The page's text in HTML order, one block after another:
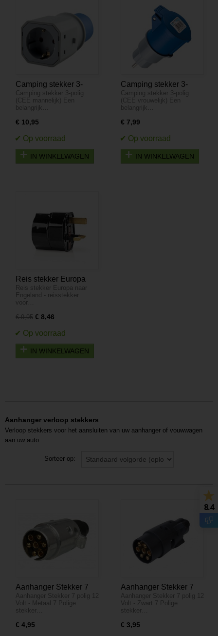
Camping stekker 3-
polig (CEE mannelijk)
Camping stekker 3-polig
(CEE mannelijk) Een
belangrijk…
€ 10,95
IN WINKELWAGEN
Camping stekker 3-
polig (CEE vrouwelijk)
Camping stekker 3-polig
(CEE vrouwelijk) Een
belangrijk…
€ 7,99
IN WINKELWAGEN
Reis stekker Europa
naar Engeland -
reisstekker voor
Reis stekker Europa naar
Engeland - reisstekker
voor…
€ 9,95 € 8,46
IN WINKELWAGEN
Aanhanger verloop stekkers
Verloop stekkers voor het aansluiten van uw aanhanger of vouwwagen
aan uw auto
Sorteer op:
Aanhanger Stekker 7
polig 12 Volt - Metaal
Aanhanger Stekker 7 polig 12
Volt - Metaal 7 Polige
stekker…
€ 4,95
Aanhanger Stekker 7
polig 12 Volt - Zwart
Aanhanger Stekker 7 polig 12
Volt - Zwart 7 Polige
stekker…
€ 3,95
8.4